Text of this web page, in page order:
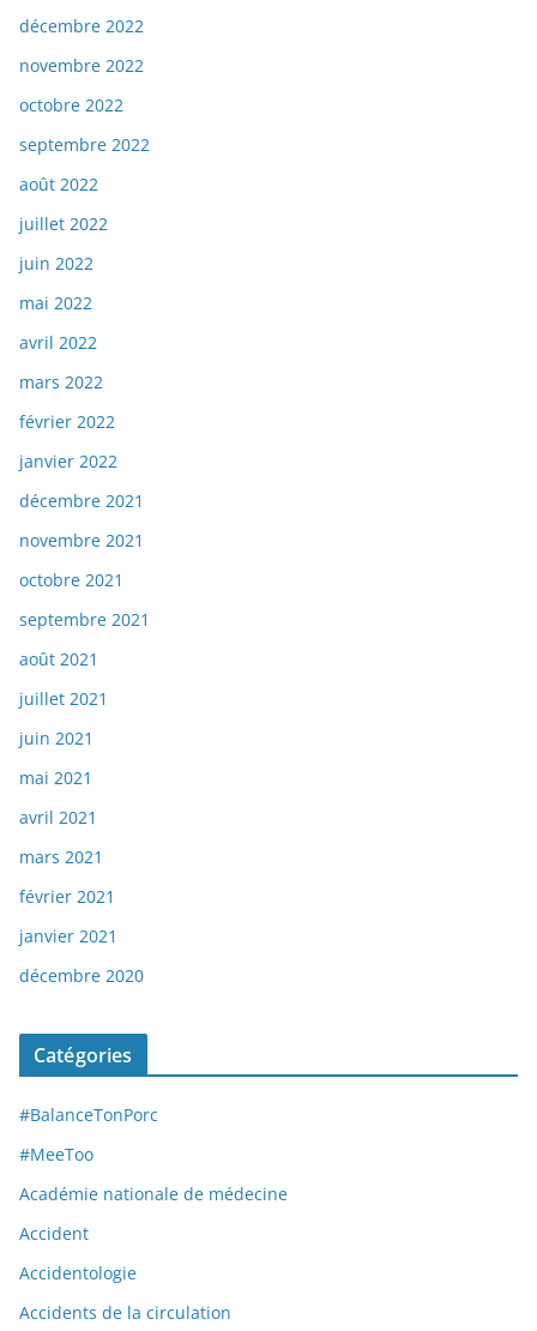
décembre 2022
novembre 2022
octobre 2022
septembre 2022
août 2022
juillet 2022
juin 2022
mai 2022
avril 2022
mars 2022
février 2022
janvier 2022
décembre 2021
novembre 2021
octobre 2021
septembre 2021
août 2021
juillet 2021
juin 2021
mai 2021
avril 2021
mars 2021
février 2021
janvier 2021
décembre 2020
Catégories
#BalanceTonPorc
#MeeToo
Académie nationale de médecine
Accident
Accidentologie
Accidents de la circulation